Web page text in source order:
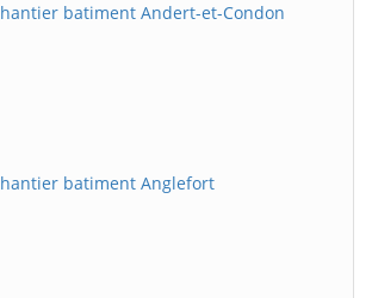
batiment Andert-et-Condon
batiment Anglefort